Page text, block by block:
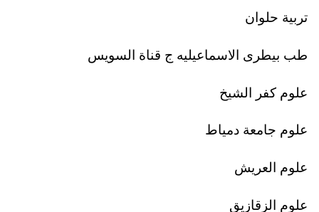
تربية حلوان
طب بيطرى الاسماعيليه ج قناة السويس
علوم كفر الشيخ
علوم جامعة دمياط
علوم العريش
علوم الزقازيق